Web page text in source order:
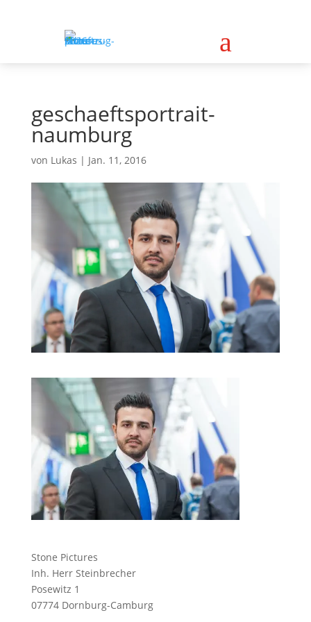
a
geschaeftsportrait-
naumburg
von Lukas | Jan. 11, 2016
Stone Pictures
Inh. Herr Steinbrecher
Posewitz 1
07774 Dornburg-Camburg